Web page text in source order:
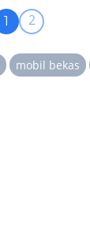
1 2
mobil bekas